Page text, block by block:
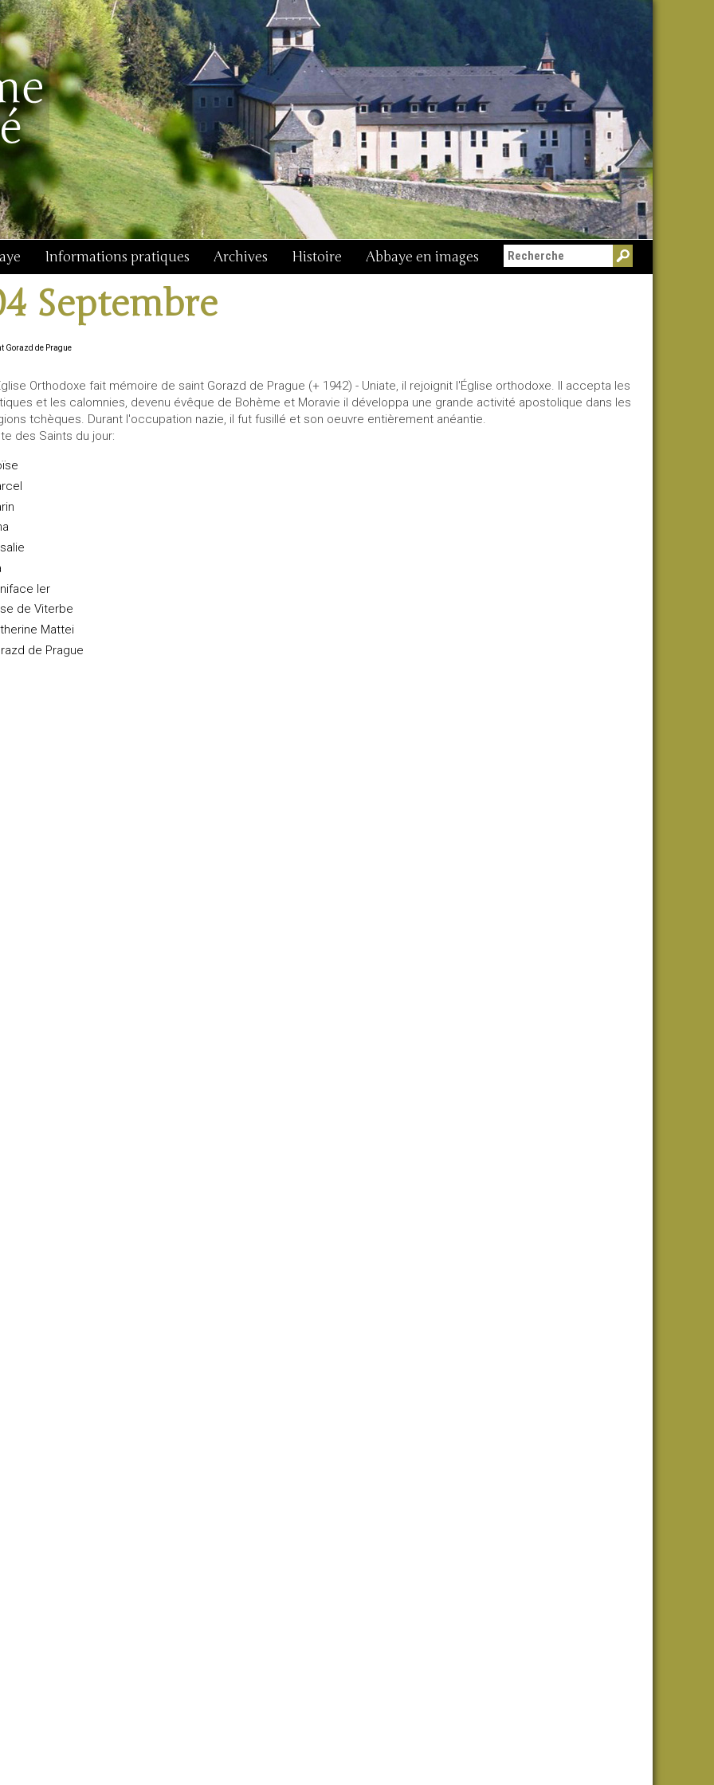
Informations pratiques Archives Histoire Abbaye en images
Septembre
Gorazd de Prague
Orthodoxe fait mémoire de saint Gorazd de Prague (+ 1942) - Uniate, il rejoignit l'Église orthodoxe. Il accepta les
et les calomnies, devenu évêque de Bohème et Moravie il développa une grande activité apostolique dans les
tchèques. Durant l'occupation nazie, il fut fusillé et son oeuvre entièrement anéantie.
des Saints du jour:
Ier
de Viterbe
Mattei
de Prague